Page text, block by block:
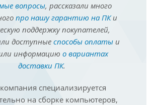
вопросы, рассказали много
про нашу гарантию на ПКи
поддержку покупателей,
доступныеспособы оплатыи
информацию о вариантах
доставки ПК.
специализируется
на сборке компьютеров,